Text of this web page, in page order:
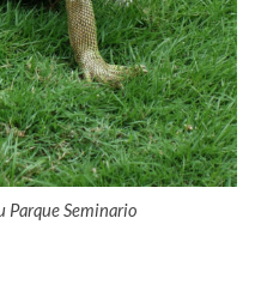
Parque Seminario